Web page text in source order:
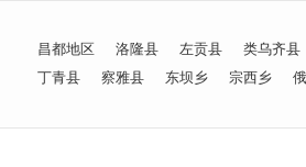
昌都地区 洛隆县 左贡县
类乌齐县
丁青县
察雅县 东坝乡 宗西乡